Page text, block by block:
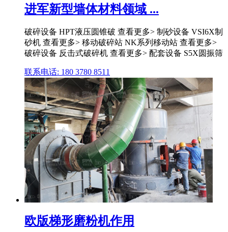
进军新型墙体材料领域 ...
破碎设备 HPT液压圆锥破 查看更多> 制砂设备 VSI6X制
砂机 查看更多> 移动破碎站 NK系列移动站 查看更多>
破碎设备 反击式破碎机 查看更多> 配套设备 S5X圆振筛
联系电话: 180 3780 8511
欧版梯形磨粉机作用